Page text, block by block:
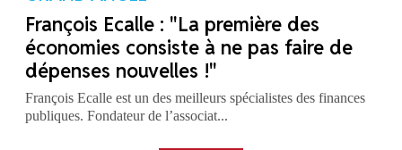
François Ecalle : "La première des
économies consiste à ne pas faire de
dépenses nouvelles !"
François Ecalle est un des meilleurs spécialistes des finances
publiques. Fondateur de l’associat...